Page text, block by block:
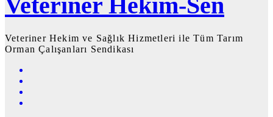
Veteriner Hekim ve Sağlık Hizmetleri ile Tüm Tarım
Orman Çalışanları Sendikası